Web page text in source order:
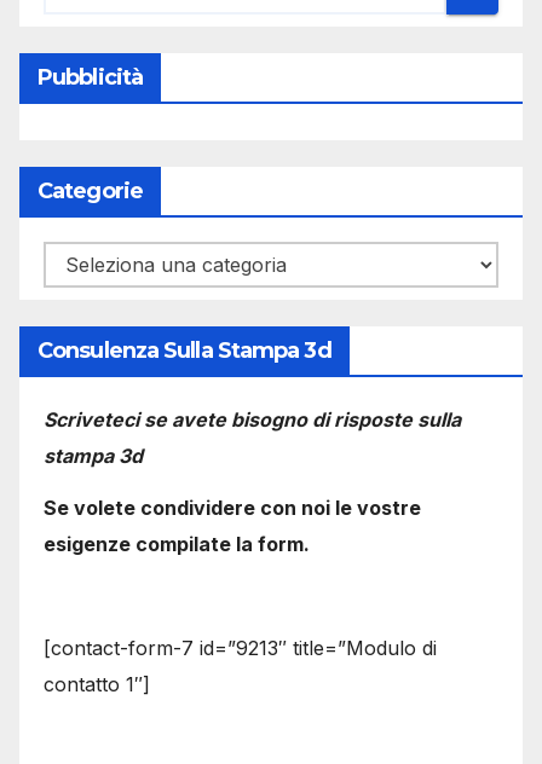
Pubblicità
Categorie
Categorie
Consulenza Sulla Stampa 3d
Scriveteci se avete bisogno di risposte sulla
stampa 3d
Se volete condividere con noi le vostre
esigenze compilate la form.
[contact-form-7 id=”9213″ title=”Modulo di
contatto 1″]